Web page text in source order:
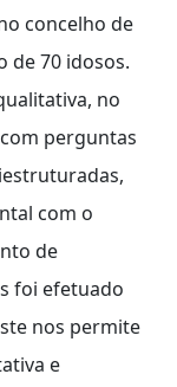
concelho de
de 70 idosos.
no
perguntas
com o
de
foi efetuado
nos permite
e